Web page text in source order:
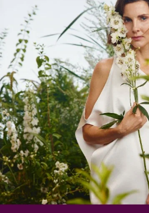
иногда, когда увижу в
Отдельно цветок циннии
держится на растении,
вот в...
RozhokMarusia 2 января 2019,
Бывают ли среди
растения? 9
Бывают ли среди цинний
прошлом году выращивала
haageana, сорт назывался
агрофирмы «Семена Алтая».
было написано, что это
знакома...